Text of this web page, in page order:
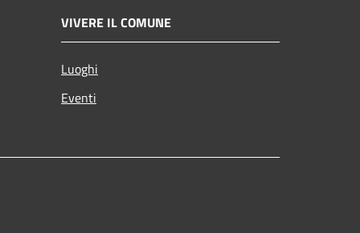
VIVERE IL COMUNE
Luoghi
Eventi